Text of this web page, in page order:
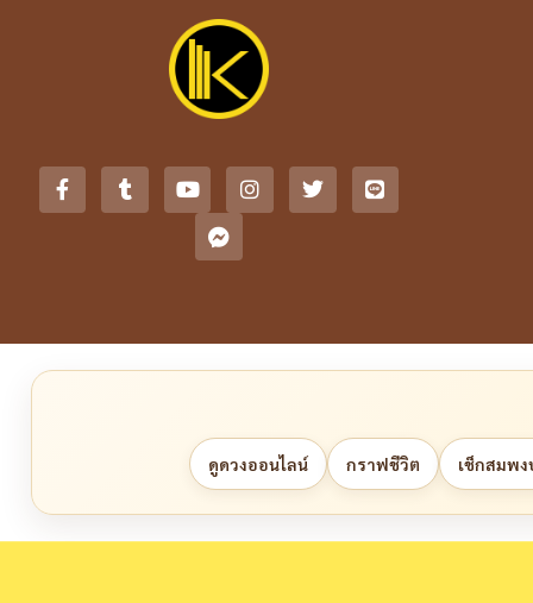
ดูดวงออนไลน์ กราฟชีวิต เช็กสมพง